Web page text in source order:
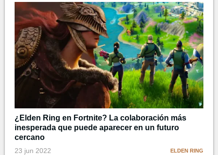
¿Elden Ring en Fortnite? La colaboración más
inesperada que puede aparecer en un futuro
cercano
23 jun 2022 ELDEN RING